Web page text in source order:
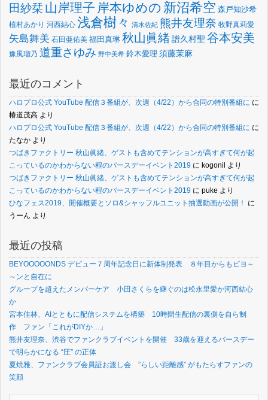
田紗栞 山岸理子 岸本ゆめの 新沼希空 森戸知沙希
植村あかり 河西結心 浅倉樹々 清水佐紀 熊井友理奈 牧野真莉愛
矢島舞美 石田亜佑美 福田真琳 秋山眞緒譜久村聖 谷本安美
豫風瑠乃 道重さゆみ 野中美希 鈴木愛理 須藤茉麻
最近のコメント
ハロプロ公式 YouTube 配信３番組が、次週（4/22）から合同の特別番組に に
椿道茂高 より
ハロプロ公式 YouTube 配信３番組が、次週（4/22）から合同の特別番組に に
たなか より
つばきファクトリー 秋山眞緒、ゲストも含めてテンションが高すぎて何が起
こっているのかわからない程のバースデーイベント2019 に kogonil より
つばきファクトリー 秋山眞緒、ゲストも含めてテンションが高すぎて何が起
こっているのかわからない程のバースデーイベント2019 に puke より
ひなフェス2019、開催概要とソロ&シャッフルユニット抽選動画が公開！
に
うーん より
最近の投稿
BEYOOOOONDS デビュー７周年記念日に新体制発表 ８年目からもビヨ～
～ンと自在に
グループを超えたメンバーケア 小田さくらを継ぐのは松永里愛か河西結心
か
宮本佳林、AIとともに配信システムを構築 10時間生配信の裏側を自ら制
作 ファン「これがDIYか…」
熊井友理奈、渋谷でファンクラブイベントを開催 33歳を迎えるバースデー
で明らかになる “圧” の正体
夏焼雅、ファンクラブ会員証お渡し会 ”らしい距離感” がもたらすファンの
笑顔